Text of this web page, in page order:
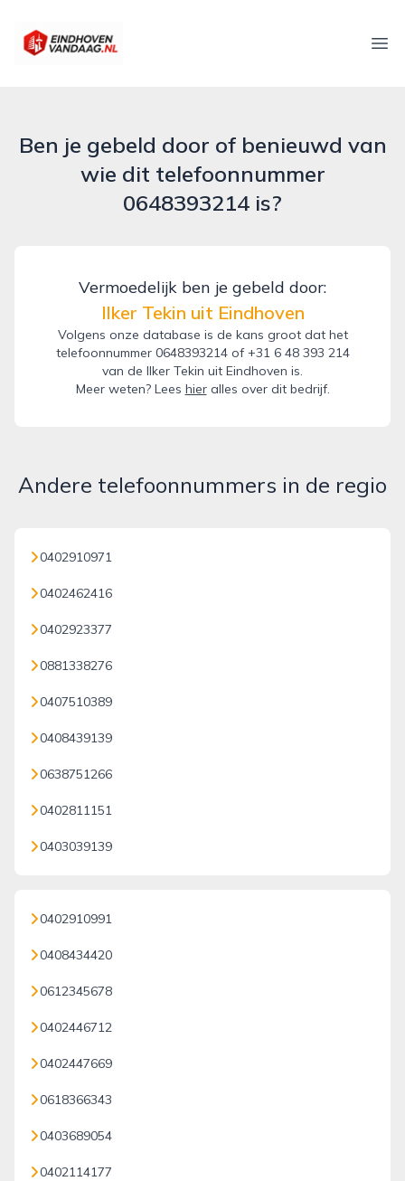
eindhovenvandaag.nl
Ben je gebeld door of benieuwd van
wie dit telefoonnummer
0648393214 is?
Vermoedelijk ben je gebeld door:
Ilker Tekin uit Eindhoven
Volgens onze database is de kans groot dat het
telefoonnummer 0648393214 of +31 6 48 393 214
van de Ilker Tekin uit Eindhoven is.
Meer weten? Lees hieralles over dit bedrijf.
Andere telefoonnummers in de regio
0402910971
0402462416
0402923377
0881338276
0407510389
0408439139
0638751266
0402811151
0403039139
0402910991
0408434420
0612345678
0402446712
0402447669
0618366343
0403689054
0402114177